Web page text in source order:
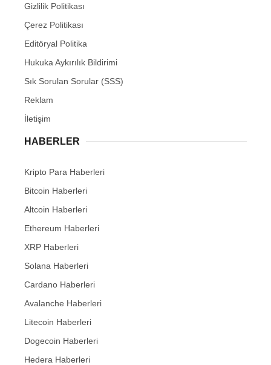
Gizlilik Politikası
Çerez Politikası
Editöryal Politika
Hukuka Aykırılık Bildirimi
Sık Sorulan Sorular (SSS)
Reklam
İletişim
HABERLER
Kripto Para Haberleri
Bitcoin Haberleri
Altcoin Haberleri
Ethereum Haberleri
XRP Haberleri
Solana Haberleri
Cardano Haberleri
Avalanche Haberleri
Litecoin Haberleri
Dogecoin Haberleri
Hedera Haberleri